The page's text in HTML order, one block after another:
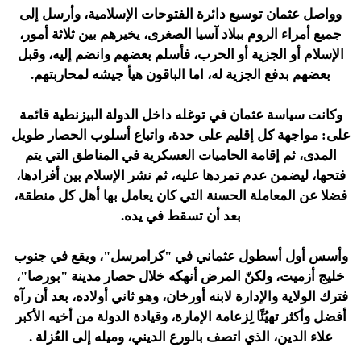
وواصل عثمان توسيع دائرة الفتوحات الإسلامية، وأرسل إلى
جميع أمراء الروم ببلاد آسيا الصغرى، يخيرهم بين ثلاثة أمور،
الإسلام أو الجزية أو الحرب، فأسلم بعضهم وانضم إليه، وقبل
بعضهم بدفع الجزية له، اما الباقون هيأ جيشه لمحاربتهم.
وكانت سياسة عثمان في توغله داخل الدولة البيزنطية قائمة
على: مواجهة كل إقليم على حدة، واتباع أسلوب الحصار طويل
المدى، ثم إقامة الحاميات العسكرية في المناطق التي يتم
فتحها، ليضمن عدم تمردها عليه، ثم نشر الإسلام بين أفرادها،
فضلا عن المعاملة الحسنة التي كان يعامل بها أهل كل منطقة،
بعد أن تسقط في يده.
وأسس أول أسطول عثماني في "كرامرسل"، ويقع في جنوب
خليج أزميت، ولكنّ المرض أنهكه خلال حصار مدينة "بورصا"،
فترك الولاية والإدارة لابنه أورخان، وهو ثاني أولاده، بعد أن رآه
أفضل وأكثر تهيُئًا لِزعامة الإمارة، وقيادة الدولة من أخيه الأكبر
علاء الدين، الذي اتصف بالورع الديني، وميله إلى العُزلة .